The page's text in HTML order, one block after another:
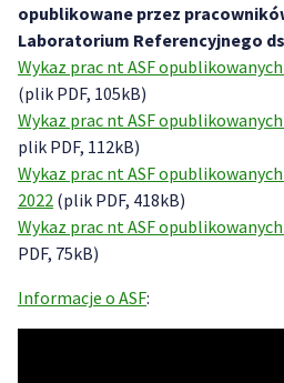
opublikowane przez
Laboratorium Referencyjnego
Wykaz prac nt ASF opublikowanych
(plik PDF, 105kB)
Wykaz prac nt ASF opublikowanych
plik PDF, 112kB)
Wykaz prac nt ASF opublikowanych
2022 (plik PDF, 418kB)
Wykaz prac nt ASF opublikowanych
PDF, 75kB)
Informacje o ASF: